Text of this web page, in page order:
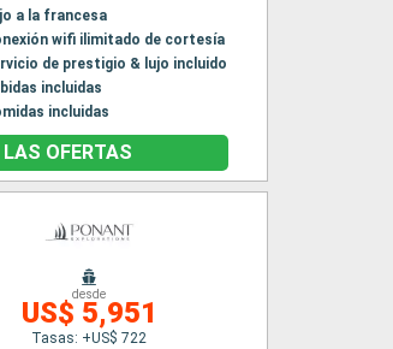
a la francesa
wifi ilimitado de cortesía
de prestigio & lujo incluido
incluidas
incluidas
LAS OFERTAS
desde
US$ 5,951
Tasas: +US$ 722